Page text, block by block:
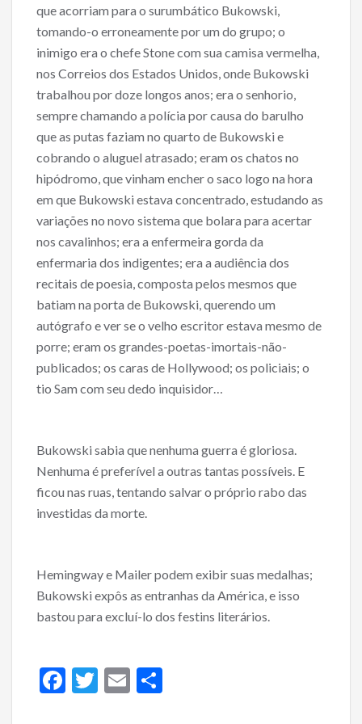
que acorriam para o surumbático Bukowski,
tomando-o erroneamente por um do grupo; o
inimigo era o chefe Stone com sua camisa vermelha,
nos Correios dos Estados Unidos, onde Bukowski
trabalhou por doze longos anos; era o senhorio,
sempre chamando a polícia por causa do barulho
que as putas faziam no quarto de Bukowski e
cobrando o aluguel atrasado; eram os chatos no
hipódromo, que vinham encher o saco logo na hora
em que Bukowski estava concentrado, estudando as
variações no novo sistema que bolara para acertar
nos cavalinhos; era a enfermeira gorda da
enfermaria dos indigentes; era a audiência dos
recitais de poesia, composta pelos mesmos que
batiam na porta de Bukowski, querendo um
autógrafo e ver se o velho escritor estava mesmo de
porre; eram os grandes-poetas-imortais-não-
publicados; os caras de Hollywood; os policiais; o
tio Sam com seu dedo inquisidor…
Bukowski sabia que nenhuma guerra é gloriosa.
Nenhuma é preferível a outras tantas possíveis. E
ficou nas ruas, tentando salvar o próprio rabo das
investidas da morte.
Hemingway e Mailer podem exibir suas medalhas;
Bukowski expôs as entranhas da América, e isso
bastou para excluí-lo dos festins literários.
F
T
E